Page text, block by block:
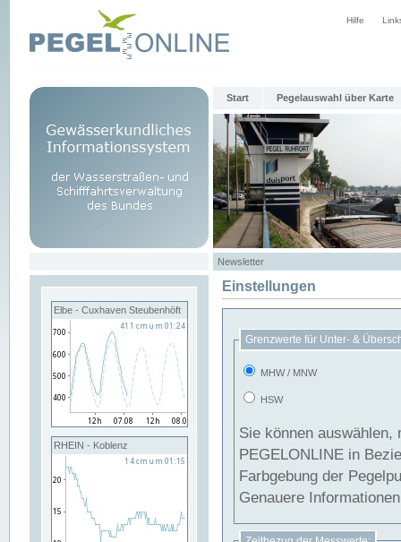
Hilfe
Start Pegelauswahl über Karte
Newsletter
Elbe - Cuxhaven Steubenhöft
RHEIN - Koblenz
Einstellungen
Grenzwerte für Unter- &
MHW / MNW
HSW
Sie können
PEGELONLINE in Beziehung
Farbgebung der
Genauere